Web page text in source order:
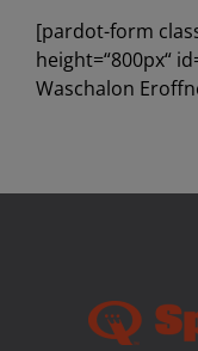
[pardot-form
height=“800px“
Waschalon